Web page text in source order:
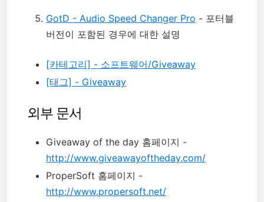
GotD - Audio Speed Changer Pro - 포터블
버전이 포함된 경우에 대한 설명
[카테고리] - 소프트웨어/Giveaway
[태그] - Giveaway
외부 문서
Giveaway of the day 홈페이지 -
http://www.giveawayoftheday.com/
ProperSoft 홈페이지 -
http://www.propersoft.net/